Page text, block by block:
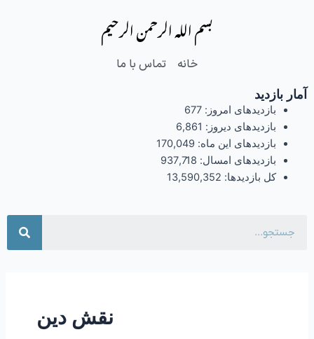
بسم الله الرحمن الرحیم
خانه تماس با ما
آمار بازدید
بازدیدهای امروز: 677
بازدیدهای دیروز: 6,861
بازدیدهای این ماه: 170,049
بازدیدهای امسال: 937,718
کل بازدیدها: 13,590,352
نقش دین